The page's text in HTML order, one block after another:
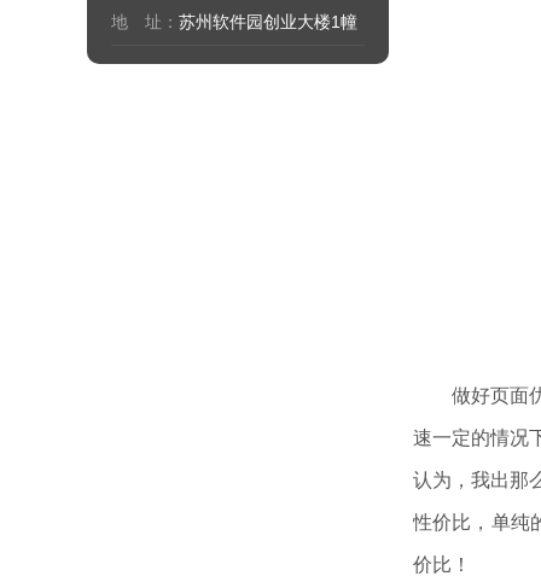
地 址： 苏州软件园创业大楼1幢
做好页面优
速一定的情况
认为，我出那
性价比，单纯
价比！